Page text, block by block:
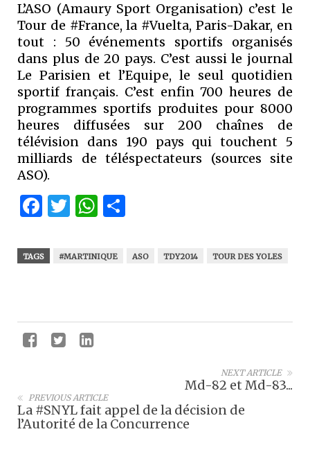
L’ASO (Amaury Sport Organisation) c’est le
Tour de #France, la #Vuelta, Paris-Dakar, en
tout : 50 événements sportifs organisés
dans plus de 20 pays. C’est aussi le journal
Le Parisien et l’Equipe, le seul quotidien
sportif français. C’est enfin 700 heures de
programmes sportifs produites pour 8000
heures diffusées sur 200 chaînes de
télévision dans 190 pays qui touchent 5
milliards de téléspectateurs (sources site
ASO).
Facebook
Twitter
WhatsApp
TAGS #MARTINIQUE ASO TDY2014 TOUR DES YOLES
NEXT ARTICLE
Md-82 et Md-83...
PREVIOUS ARTICLE
La #SNYL fait appel de la décision de
l’Autorité de la Concurrence